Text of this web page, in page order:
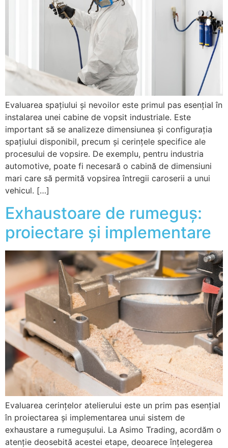
Evaluarea spațiului și nevoilor este primul pas esențial în
instalarea unei cabine de vopsit industriale. Este
important să se analizeze dimensiunea și configurația
spațiului disponibil, precum și cerințele specifice ale
procesului de vopsire. De exemplu, pentru industria
automotive, poate fi necesară o cabină de dimensiuni
mari care să permită vopsirea întregii caroserii a unui
vehicul. […]
Exhaustoare de rumeguș:
proiectare și implementare
Evaluarea cerințelor atelierului este un prim pas esențial
în proiectarea și implementarea unui sistem de
exhaustare a rumegușului. La Asimo Trading, acordăm o
atenție deosebită acestei etape, deoarece înțelegerea